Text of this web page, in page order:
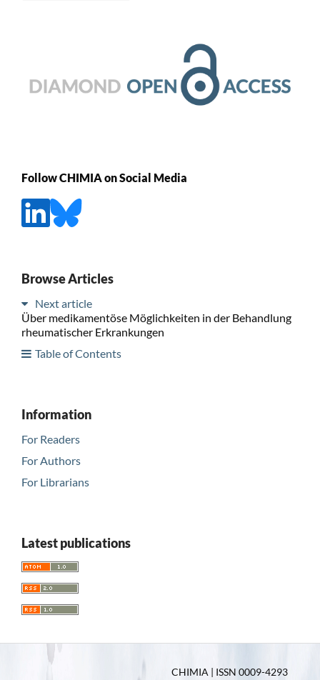
Follow CHIMIA on Social Media
Browse Articles
Next article
Über medikamentöse Möglichkeiten in der Behandlung
rheumatischer Erkrankungen
Table of Contents
Information
For Readers
For Authors
For Librarians
Latest publications
CHIMIA | ISSN 0009-4293